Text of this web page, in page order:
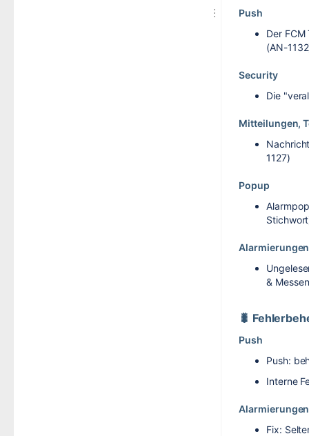
Push
Der FCM
(AN-
Security
Die
Mitteilungen,
1127)
Popup
&
🐛
Push
Push:
Interne
Alarmierungen
Fix: